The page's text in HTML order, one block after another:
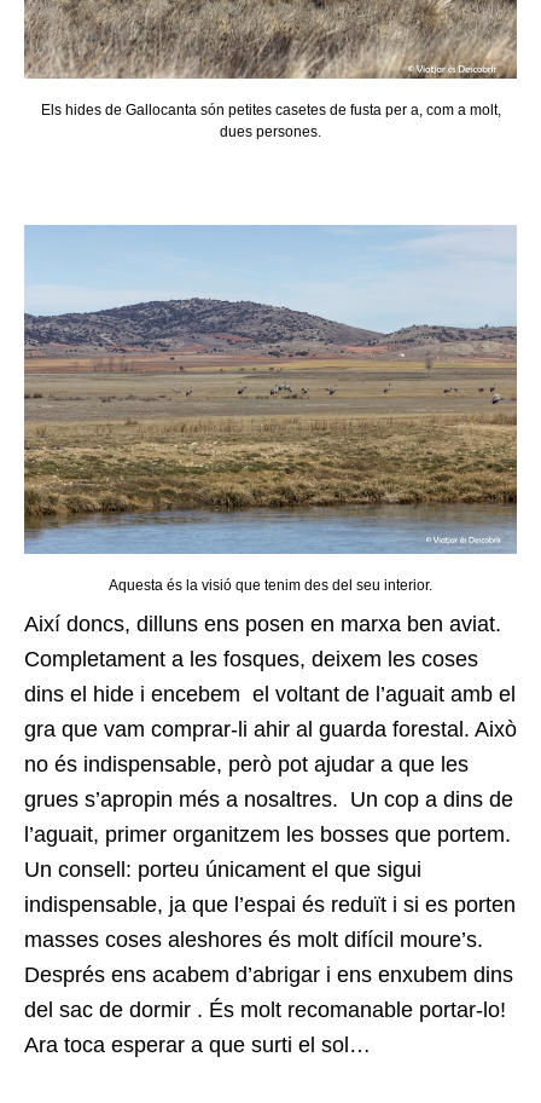
Els hides de Gallocanta són petites casetes de fusta per a, com a molt,
dues persones.
Aquesta és la visió que tenim des del seu interior.
Així doncs, dilluns ens posen en marxa ben aviat.
Completament a les fosques, deixem les coses
dins el hide i encebem el voltant de l’aguait amb el
gra que vam comprar-li ahir al guarda forestal. Això
no és indispensable, però pot ajudar a que les
grues s’apropin més a nosaltres. Un cop a dins de
l’aguait, primer organitzem les bosses que portem.
Un consell: porteu únicament el que sigui
indispensable, ja que l’espai és reduït i si es porten
masses coses aleshores és molt difícil moure’s.
Després ens acabem d’abrigar i ens enxubem dins
del sac de dormir . És molt recomanable portar-lo!
Ara toca esperar a que surti el sol…